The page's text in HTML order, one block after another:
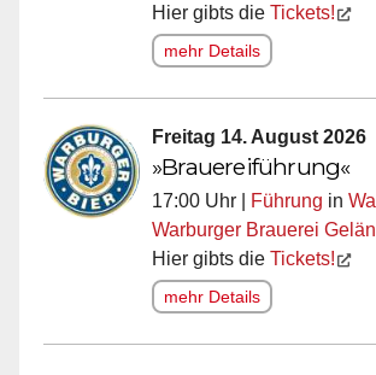
Hier gibts die Tickets!
mehr Details
Freitag 14. August 2026
»Brauereiführung«
17:00 Uhr | Führung in
Warburger Brauerei
Hier gibts die Tickets!
mehr Details